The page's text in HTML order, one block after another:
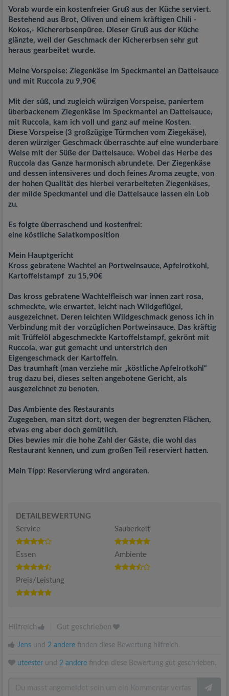
Vorab wurde ein kostenfreier Gruß aus der Küche serviert.
Bestehend aus Brot, Oliven und einem kräftigen Chili -
Kokos,- Kichererbsenpüree. Dieser Gruß aus der Küche
glänzte, weil der Geschmack der Kichererbsen sehr gut
heraus gearbeitet wurde.
Meine Vorspeise: Ziegenkäse im Speckmantel an Dattelsauce
und mit Ruccola zu 9,90€
Mit der süß, und zugleich würzigen Vorspeise, paniertem
überbackenem Ziegenkäse im Speckmantel an Dattelsauce,
mit Ruccola, kam ich voll und ganz auf meine Kosten.
Diese Vorspeise (3 großzügige Türmchen vom Ziegekäse),
deren würziger Geschmack überraschte auf eine wunderbare
Weise mit der Süße der Dattelsauce. Wobei das Herbe des
Ruccola das Ganze harmonisch abrundete. Der Ziegenkäse
und dessen intensiveres und doch feines Aroma zeugte, von
der hohen Qualität des hierbei verarbeiteten Ziegenkäses,
der milde Speckmantel und die Dattelsauce lassen ein Lob
zu.
Es folgte überraschend und kostenfrei:
eine köstliche Salatkomposition
Mein Hauptgericht
Kross gebratene Wachtel an Portweinsauce, Apfelrotkohl,
Kartoffelstampf zu 15,90€
Das kross gebratene Wachtelfleisch war innen zart rosa,
schmeckte, wie erwartet, leicht nach Wildgeflügel,
ausgezeichnet. Deren leichten Wildgeschmack genoss ich in
Verbindung mit der vorzüglichen Portweinsauce. Das kräftig
mit Trüffelöl abgeschmeckte Kartoffelstampf, gekrönt mit
Ruccola, war gut gemacht und unterstrich den
Eigengeschmack der Kartoffeln.
Das traumhaft (man verziehe mir „köstliche Apfelrotkohl“
trug dazu bei, dieses selten angebotene Gericht, als
ausgezeichnet zu benoten.
Das Ambiente des Restaurants
Zugegeben, man sitzt dort, wegen der begrenzten Flächen,
etwas eng aber doch gemütlich.
Dies bewies mir die hohe Zahl der Gäste, die wohl das
Restaurant kennen, und zum großen Teil reserviert hatten.
Mein Tipp: Reservierung wird angeraten.
DETAILBEWERTUNG
Service
Sauberkeit
Essen Ambiente
Preis/Leistung
Hilfreich Gut geschrieben
Jens und 2 andere finden diese Bewertung hilfreich.
uteester und 2 andere finden diese Bewertung gut geschrieben.